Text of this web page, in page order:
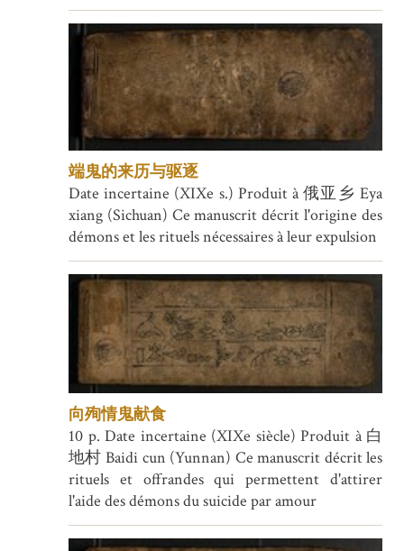
端鬼的来历与驱逐
Date incertaine (XIXe s.) Produit à 俄亚乡 Eya
xiang (Sichuan) Ce manuscrit décrit l'origine des
démons et les rituels nécessaires à leur expulsion
向殉情鬼献食
10 p. Date incertaine (XIXe siècle) Produit à 白
地村 Baidi cun (Yunnan) Ce manuscrit décrit les
rituels et offrandes qui permettent d'attirer
l'aide des démons du suicide par amour